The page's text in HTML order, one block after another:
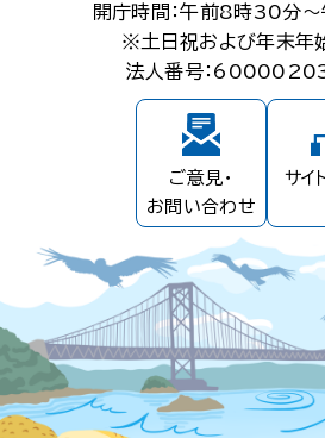
開庁時間：午前8時30分
※土日祝および年末年
法人番号：
ご意見・
お問い合わせ
サイ